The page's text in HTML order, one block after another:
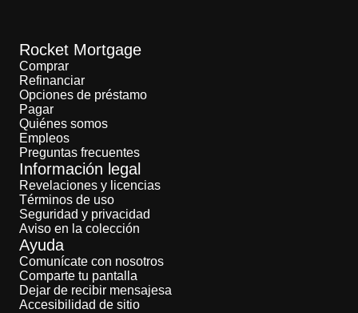
Rocket Mortgage
Comprar
Refinanciar
Opciones de préstamo
Pagar
Quiénes somos
Empleos
Preguntas frecuentes
Información legal
Revelaciones y licencias
Términos de uso
Seguridad y privacidad
Aviso en la colección
Ayuda
Comunícate con nosotros
Comparte tu pantalla
Dejar de recibir mensajesa
Accesibilidad de sitio